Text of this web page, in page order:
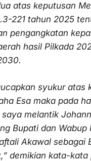
atas keputusan
221 tahun 2025
pengangkatan
hasil Pilkada
syukur atas
Esa maka pada
melantik
Bupati dan Wabup
Akawal sebagai
demikian kata-kata